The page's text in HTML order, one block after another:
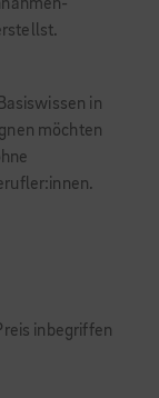
in
möchten
inbegriffen